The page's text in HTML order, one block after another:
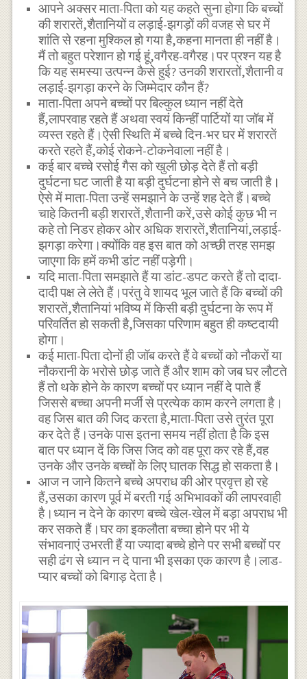
आपने अक्सर माता-पिता को यह कहते सुना होगा कि बच्चों
की शरारतें,शैतानियों व लड़ाई-झगड़ों की वजह से घर में
शांति से रहना मुश्किल हो गया है,कहना मानता ही नहीं है।
मैं तो बहुत परेशान हो गई हूं,वगैरह-वगैरह।पर प्रश्न यह है
कि यह समस्या उत्पन्न कैसे हुई? उनकी शरारतों,शैतानी व
लड़ाई-झगड़ा करने के जिम्मेदार कौन हैं?
माता-पिता अपने बच्चों पर बिल्कुल ध्यान नहीं देते
हैं,लापरवाह रहते हैं अथवा स्वयं किन्हीं पार्टियों या जॉब में
व्यस्त रहते हैं।ऐसी स्थिति में बच्चे दिन-भर घर में शरारतें
करते रहते हैं,कोई रोकने-टोकनेवाला नहीं है।
कई बार बच्चे रसोई गैस को खुली छोड़ देते हैं तो बड़ी
दुर्घटना घट जाती है या बड़ी दुर्घटना होने से बच जाती है।
ऐसे में माता-पिता उन्हें समझाने के उन्हें शह देते हैं।बच्चे
चाहे कितनी बड़ी शरारतें,शैतानी करें,उसे कोई कुछ भी न
कहे तो निडर होकर ओर अधिक शरारतें,शैतानियां,लड़ाई-
झगड़ा करेगा।क्योंकि वह इस बात को अच्छी तरह समझ
जाएगा कि हमें कभी डांट नहीं पड़ेगी।
यदि माता-पिता समझाते हैं या डांट-डपट करते हैं तो दादा-
दादी पक्ष ले लेते हैं।परंतु वे शायद भूल जाते हैं कि बच्चों की
शरारतें,शैतानियां भविष्य में किसी बड़ी दुर्घटना के रूप में
परिवर्तित हो सकती है,जिसका परिणाम बहुत ही कष्टदायी
होगा।
कई माता-पिता दोनों ही जॉब करते हैं वे बच्चों को नौकरों या
नौकरानी के भरोसे छोड़ जाते हैं और शाम को जब घर लौटते
हैं तो थके होने के कारण बच्चों पर ध्यान नहीं दे पाते हैं
जिससे बच्चा अपनी मर्जी से प्रत्येक काम करने लगता है।
वह जिस बात की जिद करता है,माता-पिता उसे तुरंत पूरा
कर देते हैं।उनके पास इतना समय नहीं होता है कि इस
बात पर ध्यान दें कि जिस जिद को वह पूरा कर रहे हैं,वह
उनके और उनके बच्चों के लिए घातक सिद्ध हो सकता है।
आज न जाने कितने बच्चे अपराध की ओर प्रवृत्त हो रहे
हैं,उसका कारण पूर्व में बरती गई अभिभावकों की लापरवाही
है।ध्यान न देने के कारण बच्चे खेल-खेल में बड़ा अपराध भी
कर सकते हैं।घर का इकलौता बच्चा होने पर भी ये
संभावनाएं उभरती हैं या ज्यादा बच्चे होने पर सभी बच्चों पर
सही ढंग से ध्यान न दे पाना भी इसका एक कारण है।लाड-
प्यार बच्चों को बिगाड़ देता है।